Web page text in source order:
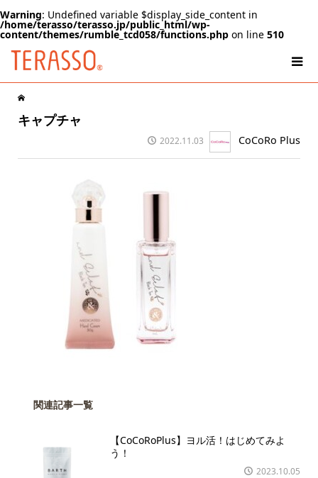
Warning: Undefined variable $display_side_content in
/home/terasso/terasso.jp/public_html/wp-
content/themes/rumble_tcd058/functions.php on line 510
キャプチャ
2022.11.03 CoCoRo Plus
関連記事一覧
【CoCoRoPlus】ヨル活！はじめてみよ
う！
2023.10.05